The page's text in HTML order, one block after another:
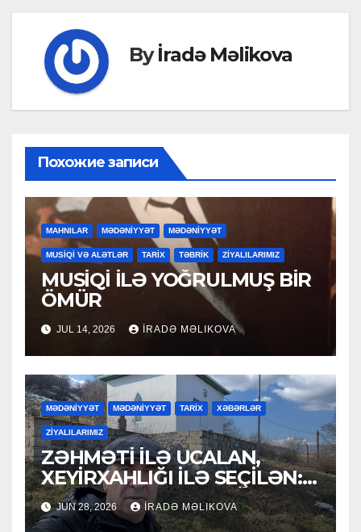
Byİradə Məlikova
Похожие записи
MAHNILAR MƏDƏNİYYƏT MƏDƏNİYYƏT
MUSİQİ VƏ ALƏTLƏR TARİX TƏBRİK ZİYALILARIMIZ
MUSİQİ İLƏ YOĞRULMUŞ BİR
ÖMÜR
JUL 14, 2026 İRADƏ MƏLIKOVA
MƏDƏNİYYƏT MƏDƏNİYYƏT TARİX XƏBƏRLƏR
ZİYALILARIMIZ
ZƏHMƏTİ İLƏ UCALAN,
XEYİRXAHLIĞI İLƏ SEÇİLƏN:
HACI RAMAZAN QULİYEV
JUN 28, 2026 İRADƏ MƏLIKOVA